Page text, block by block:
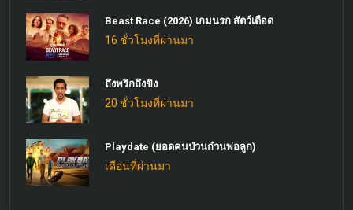
Beast Race (2026) เกมนรก สัตว์เดือด
16 ชั่วโมงที่ผ่านมา
ถึงพริกถึงขิง
20 ชั่วโมงที่ผ่านมา
Playdate (ยอดคนป่วนก๋วนพ่อลูก)
เดือนที่ผ่านมา